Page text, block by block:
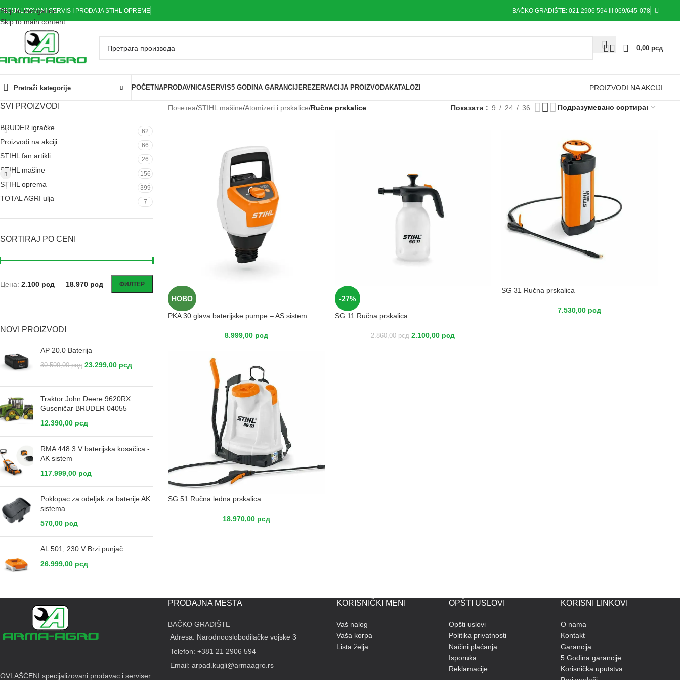
Skip to navigation
Skip to main content
SERVIS I PRODAJA STIHL OPREME BAČKO GRADIŠTE: 021 2906 594 ili 069/645-078
0,00 рсд
Pretraži kategorije POČETNAPRODAVNICASERVIS5 GODINA GARANCIJEREZERVACIJA PROIZVODAKATALOZI PROIZVODI NA AKCIJI
SVI PROIZVODI
BRUDER igračke 62
Proizvodi na akciji 66
STIHL fan artikli 26
STIHL mašine 156
STIHL oprema 399
TOTAL AGRI ulja 7
SORTIRAJ PO CENI
ФИЛТЕР
Цена: 2.100 рсд — 18.970 рсд
NOVI PROIZVODI
AP 20.0 Baterija
30.599,00рсд 23.299,00 рсд
Traktor John Deere 9620RX
Guseničar BRUDER 04055
12.390,00 рсд
RMA 448.3 V baterijska kosačica -
AK sistem
117.999,00 рсд
Poklopac za odeljak za baterije AK
sistema
570,00 рсд
AL 501, 230 V Brzi punjač
26.999,00 рсд
Почетна/STIHL mašine/Atomizeri i prskalice/Ručne prskalice Показати 9 24 36
НОВО
PKA 30 glava baterijske pumpe – AS sistem
8.999,00 рсд
-27%
SG 11 Ručna prskalica
2.860,00рсд 2.100,00 рсд
SG 31 Ručna prskalica
7.530,00 рсд
SG 51 Ručna leđna prskalica
18.970,00 рсд
OVLAŠĆENI specijalizovani prodavac i serviser
PRODAJNA MESTA
BAČKO GRADIŠTE
Adresa: Narodnooslobodilačke vojske 3
Telefon: +381 21 2906 594
Email: arpad.kugli@armaagro.rs
KORISNIČKI MENI
Vaš nalog
Vaša korpa
Lista želja
OPŠTI USLOVI
Opšti uslovi
Politika privatnosti
Načini plaćanja
Isporuka
Reklamacije
KORISNI LINKOVI
O nama
Kontakt
Garancija
5 Godina garancije
Korisnička uputstva